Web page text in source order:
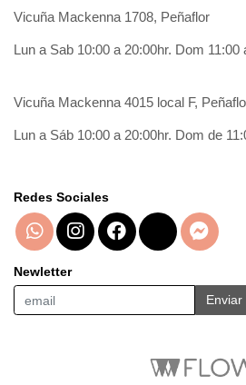
Vicuña Mackenna 1708, Peñaflor
Lun a Sab 10:00 a 20:00hr. Dom 11:00
Vicuña Mackenna 4015 local F,
Lun a Sáb 10:00 a 20:00hr. Dom de
Redes Sociales
Newletter
Enviar